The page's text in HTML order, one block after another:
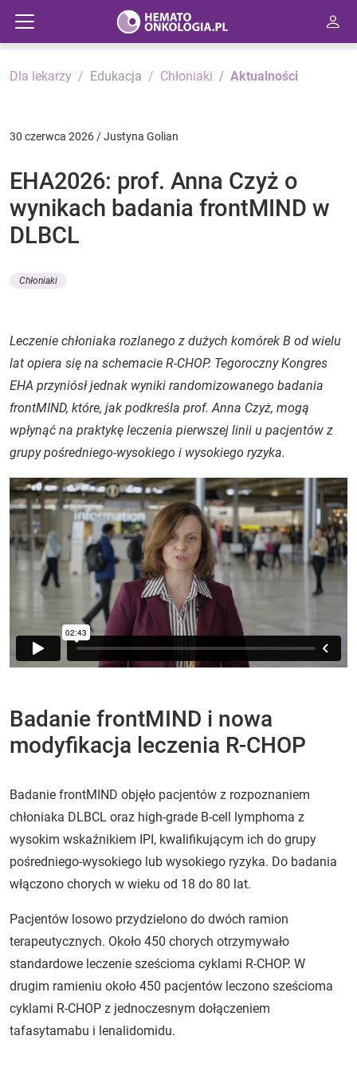
Dla lekarzy Edukacja Chłoniaki Aktualności
30 czerwca 2026 / Justyna Golian
EHA2026: prof. Anna Czyż o
wynikach badania frontMIND w
DLBCL
Chłoniaki
Leczenie chłoniaka rozlanego z dużych komórek B od wielu
lat opiera się na schemacie R-CHOP. Tegoroczny Kongres
EHA przyniósł jednak wyniki randomizowanego badania
frontMIND, które, jak podkreśla prof. Anna Czyż, mogą
wpłynąć na praktykę leczenia pierwszej linii u pacjentów z
grupy pośredniego-wysokiego i wysokiego ryzyka.
Badanie frontMIND i nowa
modyfikacja leczenia R-CHOP
Badanie frontMIND objęło pacjentów z rozpoznaniem
chłoniaka DLBCL oraz high-grade B-cell lymphoma z
wysokim wskaźnikiem IPI, kwalifikującym ich do grupy
pośredniego-wysokiego lub wysokiego ryzyka. Do badania
włączono chorych w wieku od 18 do 80 lat.
Pacjentów losowo przydzielono do dwóch ramion
terapeutycznych. Około 450 chorych otrzymywało
standardowe leczenie sześcioma cyklami R-CHOP. W
drugim ramieniu około 450 pacjentów leczono sześcioma
cyklami R-CHOP z jednoczesnym dołączeniem
tafasytamabu i lenalidomidu.